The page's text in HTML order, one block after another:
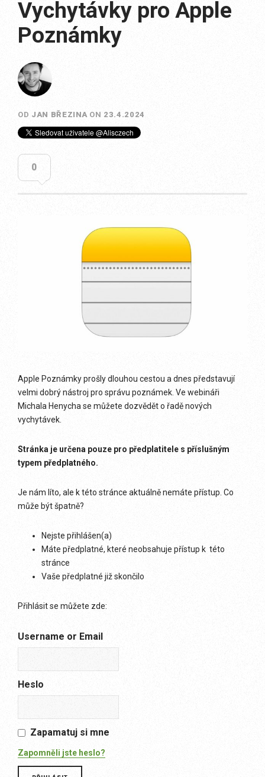
Vychytávky pro Apple
Poznámky
OD JAN BŘEZINA ON 23.4.2024
0
Apple Poznámky prošly dlouhou cestou a dnes představují
velmi dobrý nástroj pro správu poznámek. Ve webináři
Michala Henycha se můžete dozvědět o řadě nových
vychytávek.
Stránka je určena pouze pro předplatitele s příslušným
typem předplatného.
Je nám líto, ale k této stránce aktuálně nemáte přístup. Co
může být špatně?
Nejste přihlášen(a)
Máte předplatné, které neobsahuje přístup k této
stránce
Vaše předplatné již skončilo
Přihlásit se můžete zde:
Username or Email
Heslo
Zapamatuj si mne
Zapomněli jste heslo?